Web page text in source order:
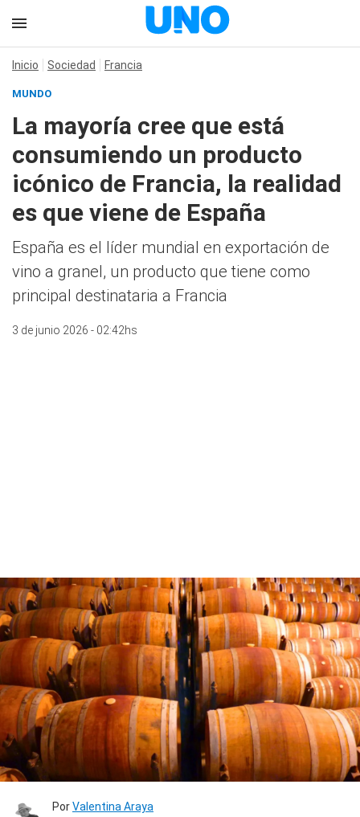
Inicio Sociedad Francia
MUNDO
La mayoría cree que está
consumiendo un producto
icónico de Francia, la realidad
es que viene de España
España es el líder mundial en exportación de
vino a granel, un producto que tiene como
principal destinataria a Francia
3 de junio 2026 - 02:42hs
PorValentina Araya